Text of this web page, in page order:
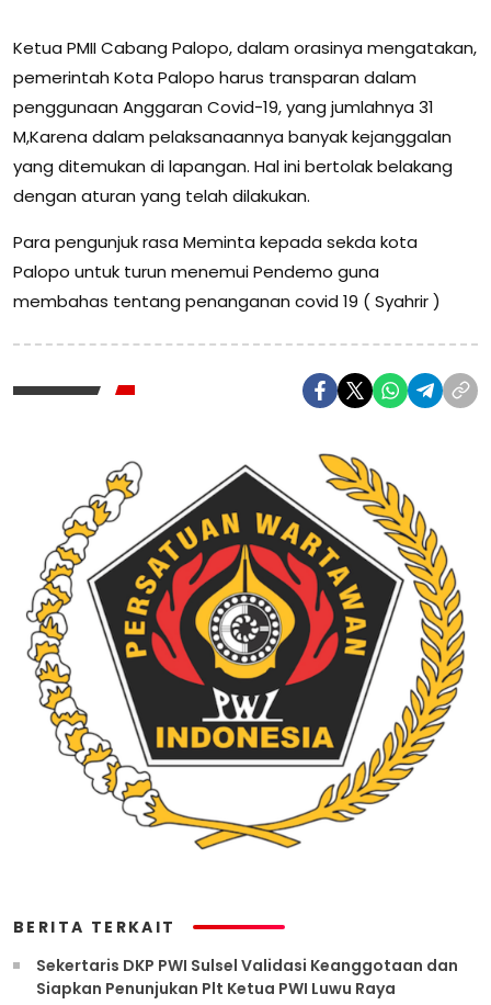
Ketua PMII Cabang Palopo, dalam orasinya mengatakan,
pemerintah Kota Palopo harus transparan dalam
penggunaan Anggaran Covid-19, yang jumlahnya 31
M,Karena dalam pelaksanaannya banyak kejanggalan
yang ditemukan di lapangan. Hal ini bertolak belakang
dengan aturan yang telah dilakukan.
Para pengunjuk rasa Meminta kepada sekda kota
Palopo untuk turun menemui Pendemo guna
membahas tentang penanganan covid 19 ( Syahrir )
BERITA TERKAIT
Sekertaris DKP PWI Sulsel Validasi Keanggotaan dan
Siapkan Penunjukan Plt Ketua PWI Luwu Raya